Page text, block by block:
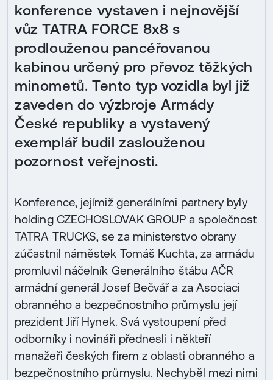
konference vystaven i nejnovější
vůz TATRA FORCE 8x8 s
prodlouženou pancéřovanou
kabinou určený pro převoz těžkých
minometů. Tento typ vozidla byl již
zaveden do výzbroje Armády
České republiky a vystavený
exemplář budil zaslouženou
pozornost veřejnosti.
Konference, jejímiž generálními partnery byly
holding CZECHOSLOVAK GROUP a společnost
TATRA TRUCKS, se za ministerstvo obrany
zúčastnil náměstek Tomáš Kuchta, za armádu
promluvil náčelník Generálního štábu AČR
armádní generál Josef Bečvář a za Asociaci
obranného a bezpečnostního průmyslu její
prezident Jiří Hynek. Svá vystoupení před
odborníky i novináři přednesli i někteří
manažeři českých firem z oblasti obranného a
bezpečnostního průmyslu. Nechyběl mezi nimi